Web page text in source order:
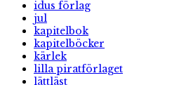
idus förlag
jul
kapitelbok
kapitelböcker
kärlek
lilla piratförlaget
lättläst